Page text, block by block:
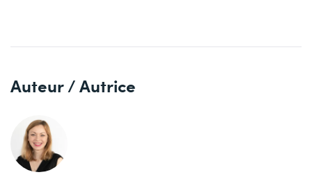
Auteur / Autrice